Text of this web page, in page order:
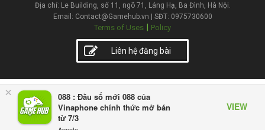
×
088 : Đầu số mới 088 của
Vinaphone chính thức mở bán
từ 7/3
VIEW
Địa chỉ: Le Building, số 11, ngõ 71, Láng Hạ, Ba Đình, Hà Nội.
Email: Contact@Gamehub.vn | SĐT: 0975730600
Terms of Uses | Policy
Liên hệ đăng bài